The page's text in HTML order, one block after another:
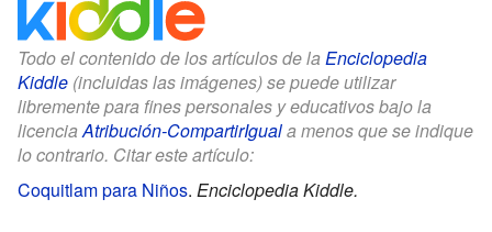
Todo el contenido de los artículos de la Enciclopedia
Kiddle (incluidas las imágenes) se puede utilizar
libremente para fines personales y educativos bajo la
licenciaAtribución-CompartirIguala menos que se indique
lo contrario. Citar este artículo:
Coquitlam para Niños. Enciclopedia Kiddle.